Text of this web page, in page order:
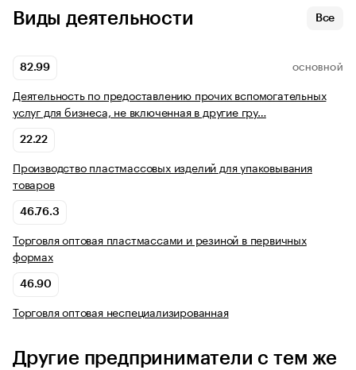
Виды деятельности Все
82.99 ОСНОВНОЙ
Деятельность по предоставлению прочих вспомогательных
услуг для бизнеса, не включенная в другие гру…
22.22
Производство пластмассовых изделий для упаковывания
товаров
46.76.3
Торговля оптовая пластмассами и резиной в первичных
формах
46.90
Торговля оптовая неспециализированная
Другие предприниматели с тем же